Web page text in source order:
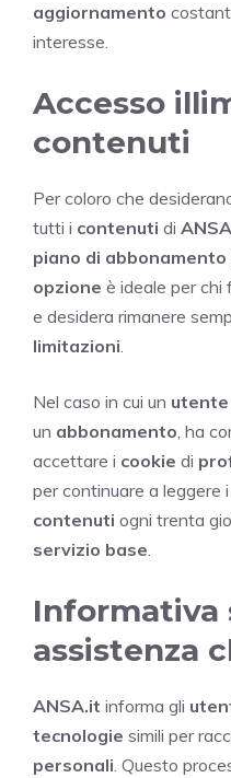
aggiornamento
interesse.
Accesso
contenuti
Per coloro che
tutti i contenuti di
piano di abbonamento
opzione è ideale per chi
e desidera rimanere
limitazioni.
Nel caso in cui un utente
un abbonamento, ha
accettare i cookie di
per continuare a leggere i
contenuti ogni trenta
servizio base.
Informativa
assistenza
ANSA.it informa gli
tecnologie simili per
personali. Questo